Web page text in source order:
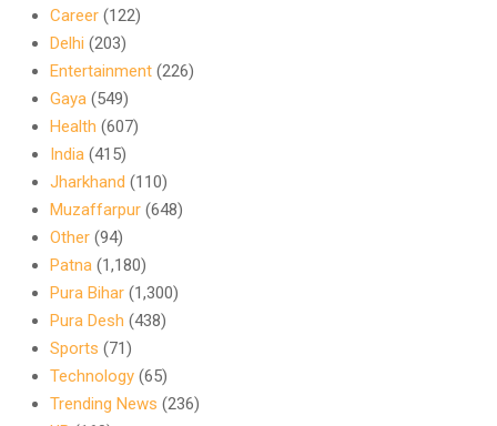
Career (122)
Delhi (203)
Entertainment (226)
Gaya (549)
Health (607)
India (415)
Jharkhand (110)
Muzaffarpur (648)
Other (94)
Patna (1,180)
Pura Bihar (1,300)
Pura Desh (438)
Sports (71)
Technology (65)
Trending News (236)